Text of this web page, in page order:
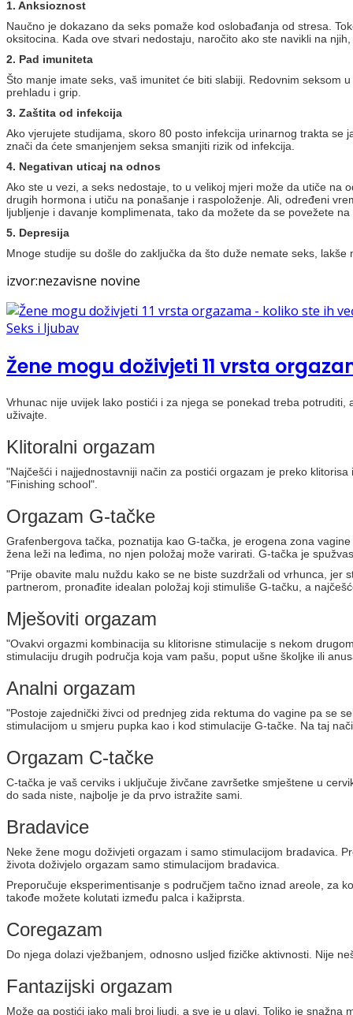
1. Anksioznost
Naučno je dokazano da seks pomaže kod oslobađanja od stresa.
oksitocina. Kada ove stvari nedostaju, naročito ako ste navikli na
2. Pad imuniteta
Što manje imate seks, vaš imunitet će biti slabiji. Redovnim seksom
prehladu i grip.
3. Zaštita od infekcija
Ako vjerujete studijama, skoro 80 posto infekcija urinarnog trakta se
znači da ćete smanjenjem seksa smanjiti rizik od infekcija.
4. Negativan uticaj na odnos
Ako ste u vezi, a seks nedostaje, to u velikoj mjeri može da utiče na
drugih hormona i utiču na ponašanje i raspoloženje. Ali, određeni
ljubljenje i davanje komplimenata, tako da možete da se povežete
5. Depresija
Mnoge studije su došle do zaključka da što duže nemate seks, lakše
izvor:nezavisne novine
Seks i ljubav
Žene mogu doživjeti 11 vrsta
Vrhunac nije uvijek lako postići i za njega se ponekad treba
uživajte.
Klitoralni orgazam
"Najčešći i najjednostavniji način za postići orgazam je preko
"Finishing school".
Orgazam G-tačke
Grafenbergova tačka, poznatija kao G-tačka, je erogena zona
žena leži na leđima, no njen položaj može varirati. G-tačka je
"Prije obavite malu nuždu kako se ne biste suzdržali od vrhunca, jer
partnerom, pronađite idealan položaj koji stimuliše G-tačku, a
Mješoviti orgazam
"Ovakvi orgazmi kombinacija su klitorisne stimulacije s nekom
stimulaciju drugih područja koja vam pašu, poput ušne školjke ili
Analni orgazam
"Postoje zajednički živci od prednjeg zida rektuma do vagine pa se
stimulacijom u smjeru pupka kao i kod stimulacije G-tačke. Na taj
Orgazam C-tačke
C-tačka je vaš cerviks i uključuje živčane završetke smještene u
do sada niste, najbolje je da prvo istražite sami.
Bradavice
Neke žene mogu doživjeti orgazam i samo stimulacijom bradavica.
života doživjelo orgazam samo stimulacijom bradavica.
Preporučuje eksperimentisanje s područjem tačno iznad areole, za
takođe možete kolutati između palca i kažiprsta.
Coregazam
Do njega dolazi vježbanjem, odnosno usljed fizičke aktivnosti. Nije
Fantazijski orgazam
Može ga postići jako mali broj ljudi, a sve je u glavi. Toliko je